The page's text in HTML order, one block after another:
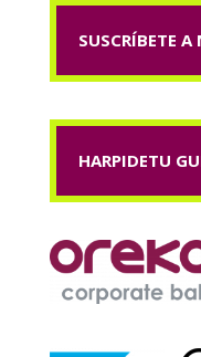
SUSCRÍBETE A
HARPIDETU